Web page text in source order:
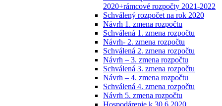
2020+rámcové rozpočty 2021-2022
Schválený rozpočet na rok 2020
Návrh 1. zmena rozpočtu
Schválená 1. zmena rozpočtu
Návrh- 2. zmena rozpočtu
Schválená 2. zmena rozpočtu
Návrh – 3. zmena rozpočtu
Schválená 3. zmena rozpočtu
Návrh – 4. zmena rozpočtu
Schválená 4. zmena rozpočtu
Návrh 5. zmena rozpočtu
Hospodárenie k 30.6.2020